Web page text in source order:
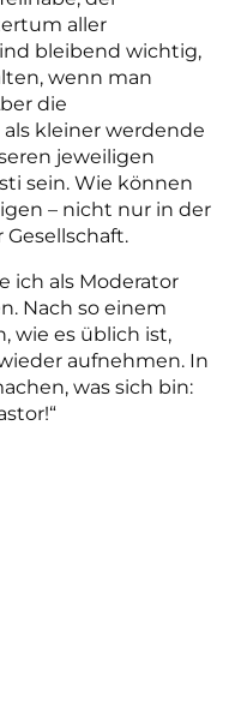
aller
bleibend wichtig,
wenn man
die
kleiner werdende
jeweiligen
sein. Wie können
– nicht nur in der
Gesellschaft.
ich als Moderator
Nach so einem
wie es üblich ist,
aufnehmen. In
was sich bin: